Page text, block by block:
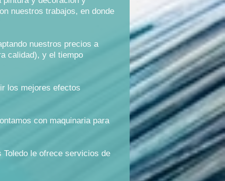
nuestros trabajos, en donde
nuestros precios a
calidad), y el tiempo
los mejores efectos
con maquinaria para
le ofrece servicios de